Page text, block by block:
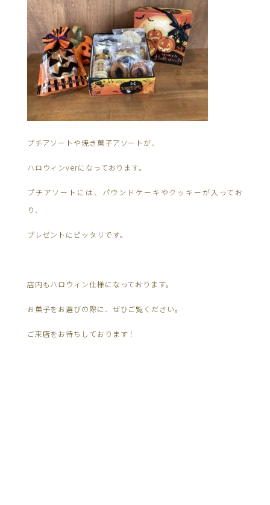
プチアソートや焼き菓子アソートが、
ハロウィンverになっております。
プチアソートには、パウンドケーキやクッキーが入ってお
り、
プレゼントにピッタリです。
店内もハロウィン仕様になっております。
お菓子をお選びの際に、ぜひご覧ください。
ご来店をお待ちしております！